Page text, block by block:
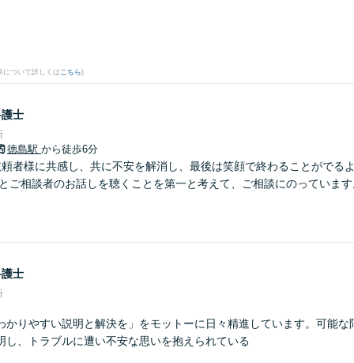
について詳しくは こちら)
士
徳島駅 から徒歩6分
者様に共感し、共に不安を解消し、最後は笑顔で終わることがでる
ご相談者のお話しを聴くことを第一と考えて、ご相談にのっていま
士
かりやすい説明と解決を」をモットーに日々精進しています。可能な
し、トラブルに遭い不安な思いを抱えられている